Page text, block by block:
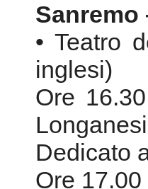
Sanremo
• Teatro
inglesi)
Ore
Longanesi
Dedicato
Ore